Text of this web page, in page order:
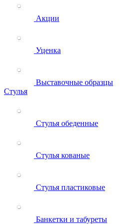
Акции
Уценка
Выставочные образцы
Стулья
Стулья обеденные
Стулья кованые
Стулья пластиковые
Банкетки и табуреты